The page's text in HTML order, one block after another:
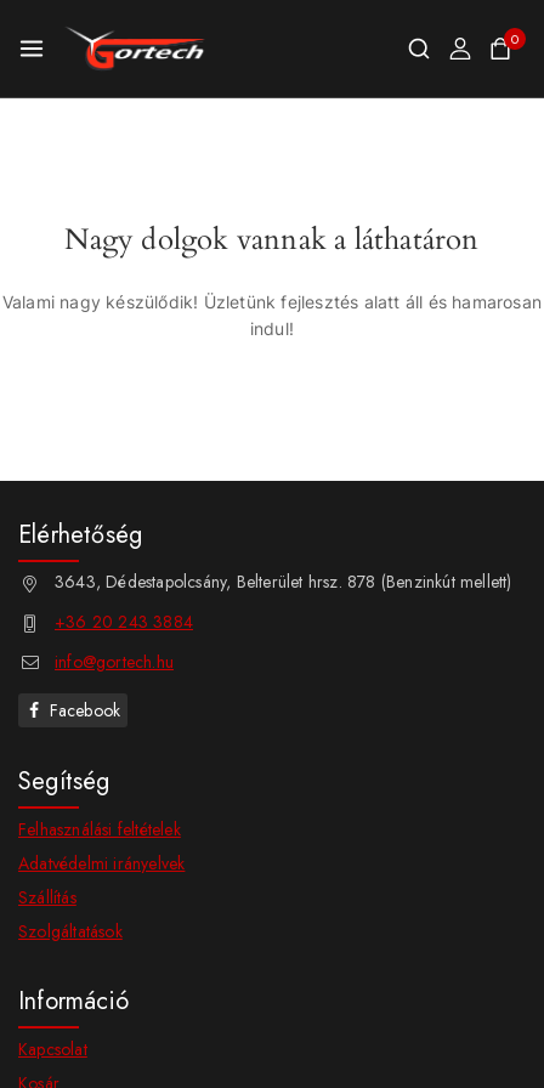
0
Nagy dolgok vannak a láthatáron
Valami nagy készülődik! Üzletünk fejlesztés alatt áll és hamarosan
indul!
Elérhetőség
3643, Dédestapolcsány, Belterület hrsz. 878 (Benzinkút mellett)
+36 20 243 3884
info@gortech.hu
Facebook
Segítség
Felhasználási feltételek
Adatvédelmi irányelvek
Szállítás
Szolgáltatások
Információ
Kapcsolat